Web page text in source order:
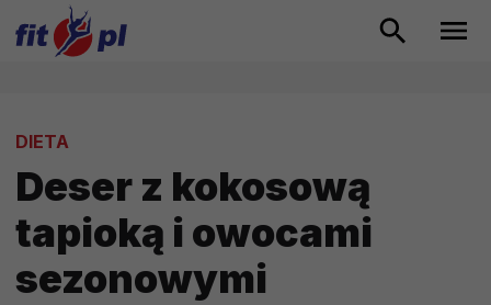
DIETA
Deser z kokosową
tapioką i owocami
sezonowymi